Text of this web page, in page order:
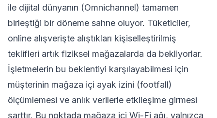
ile dijital dünyanın (Omnichannel) tamamen
birleştiği bir döneme sahne oluyor. Tüketiciler,
online alışverişte alıştıkları kişiselleştirilmiş
teklifleri artık fiziksel mağazalarda da bekliyorlar.
İşletmelerin bu beklentiyi karşılayabilmesi için
müşterinin mağaza içi ayak izini (footfall)
ölçümlemesi ve anlık verilerle etkileşime girmesi
şarttır. Bu noktada mağaza içi Wi-Fi ağı, yalnızca